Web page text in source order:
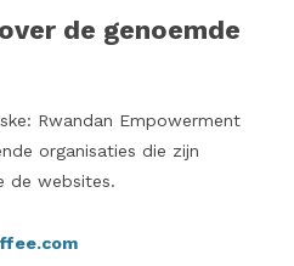
de genoemde
Rwandan Empowerment
organisaties die zijn
de websites.